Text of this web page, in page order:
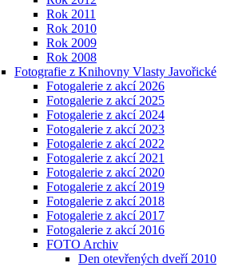
Rok 2011
Rok 2010
Rok 2009
Rok 2008
Fotografie z Knihovny Vlasty Javořické
Fotogalerie z akcí 2026
Fotogalerie z akcí 2025
Fotogalerie z akcí 2024
Fotogalerie z akcí 2023
Fotogalerie z akcí 2022
Fotogalerie z akcí 2021
Fotogalerie z akcí 2020
Fotogalerie z akcí 2019
Fotogalerie z akcí 2018
Fotogalerie z akcí 2017
Fotogalerie z akcí 2016
FOTO Archiv
Den otevřených dveří 2010